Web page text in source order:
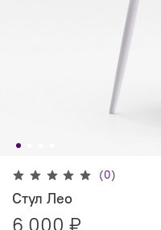
(0)
Стул Лео
6 000 ₽